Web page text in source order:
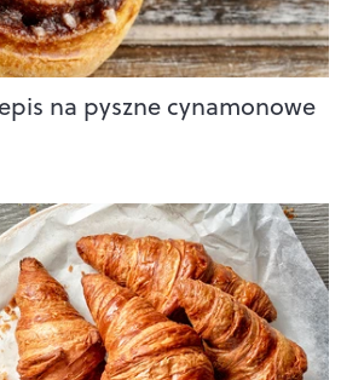
na pyszne cynamonowe